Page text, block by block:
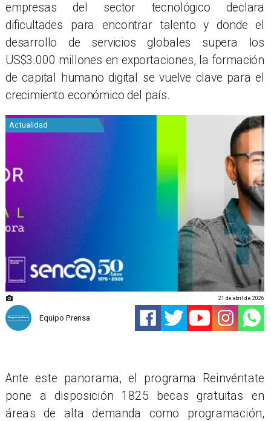
empresas del sector tecnológico declara
dificultades para encontrar talento y donde el
desarrollo de servicios globales supera los
US$3.000 millones en exportaciones, la formación
de capital humano digital se vuelve clave para el
crecimiento económico del país.
Actualidad
Equipo Prensa
21 de abril de 2026
Ante este panorama, el programa Reinvéntate
pone a disposición 1825 becas gratuitas en
áreas de alta demanda como programación,